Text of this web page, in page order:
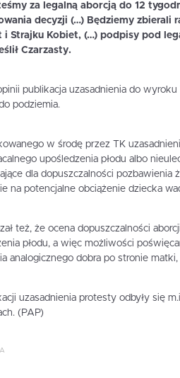
za legalną aborcją do 12
decyzji (…) Będziemy zbierali
i Strajku Kobiet, (…) podpisy pod
Czarzasty.
publikacja uzasadnienia do
podziemia.
w środę przez TK
upośledzenia płodu albo
dla dopuszczalności pozbawienia
na potencjalne obciążenie dziecka
też, że ocena dopuszczalności
płodu, a więc możliwości
analogicznego dobra po stronie
uzasadnienia protesty odbyły się
(PAP)